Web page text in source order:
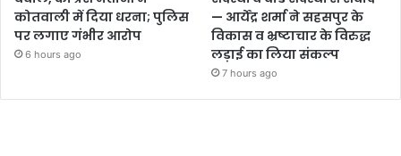
कोतवाली में दिया धरना; पुलिस
पर लगाए गंभीर आरोप
6 hours ago
— आर्येंद्र शर्मा ने सहसपुर के
विकास व भ्रष्टाचार के विरुद्ध
लड़ाई का लिया संकल्प
7 hours ago